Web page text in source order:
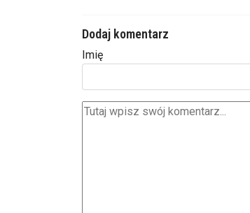
Dodaj komentarz
Imię